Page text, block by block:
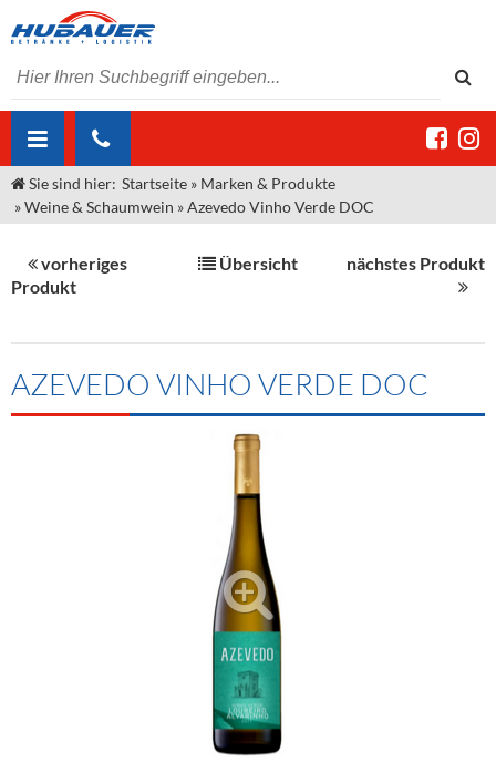
ÜBER UNS
Unser Liefergebiet
Kontakt
Angebote Gastronomie & Großhandel
Neuigkeiten
MARKEN & PRODUKTE
Sirup
Spirituosen
Kommisionskauf & Lieferbedingungen
Fremddienstleistungen
Sie sind hier: Startseite » Marken & Produkte
»Weine & Schaumwein »Azevedo Vinho Verde DOC
vorheriges
Produkt
Übersicht nächstes Produkt
AZEVEDO VINHO VERDE DOC